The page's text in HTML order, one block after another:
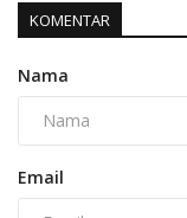
KOMENTAR
Nama
Email